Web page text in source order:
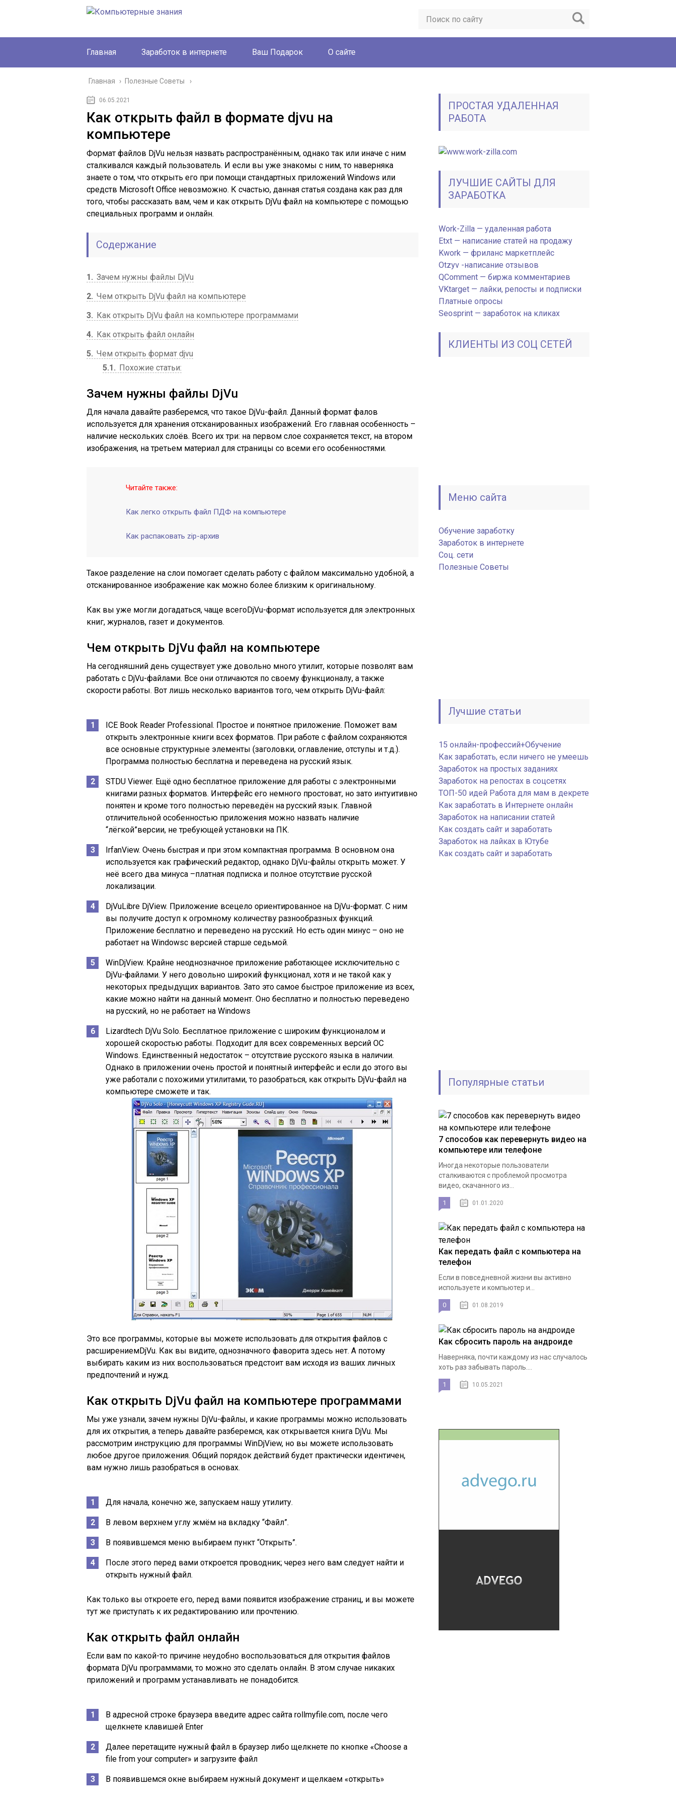
Главная Заработок в интернете Ваш Подарок О сайте
Главная › Полезные Советы
06.05.2021
Как открыть файл в формате djvu на
компьютере
Формат файлов DjVu нельзя назвать распространённым, однако так или иначе с ним
сталкивался каждый пользователь. И если вы уже знакомы с ним, то наверняка
знаете о том, что открыть его при помощи стандартных приложений Windows или
средств Microsoft Office невозможно. К счастью, данная статья создана как раз для
того, чтобы рассказать вам, чем и как открыть DjVu файл на компьютере с помощью
специальных программ и онлайн.
Содержание
1
Зачем нужны файлы DjVu
2 Чем открыть DjVu файл на компьютере
3
Как открыть DjVu файл на компьютере программами
4
Как открыть файл онлайн
5 Чем открыть формат djvu
5.1
Похожие статьи:
Зачем нужны файлы DjVu
Для начала давайте разберемся, что такое DjVu-файл. Данный формат фалов
используется для хранения отсканированных изображений. Его главная особенность –
наличие нескольких слоёв. Всего их три: на первом слое сохраняется текст, на втором
изображения, на третьем материал для страницы со всеми его особенностями.
Читайте также:
Как легко открыть файл ПДФ на компьютере
Как распаковать zip-архив
Такое разделение на слои помогает сделать работу с файлом максимально удобной, а
отсканированное изображение как можно более близким к оригинальному.
Как вы уже могли догадаться, чаще всегоDjVu-формат используется для электронных
книг, журналов, газет и документов.
Чем открыть DjVu файл на компьютере
На сегодняшний день существует уже довольно много утилит, которые позволят вам
работать с DjVu-файлами. Все они отличаются по своему функционалу, а также
скорости работы. Вот лишь несколько вариантов того, чем открыть DjVu-файл:
ICE Book Reader Professional. Простое и понятное приложение. Поможет вам
открыть электронные книги всех форматов. При работе с файлом сохраняются
все основные структурные элементы (заголовки, оглавление, отступы и т.д.).
Программа полностью бесплатна и переведена на русский язык.
STDU Viewer. Ещё одно бесплатное приложение для работы с электронными
книгами разных форматов. Интерфейс его немного простоват, но зато интуитивно
понятен и кроме того полностью переведён на русский язык. Главной
отличительной особенностью приложения можно назвать наличие
“лёгкой”версии, не требующей установки на ПК.
IrfanView. Очень быстрая и при этом компактная программа. В основном она
используется как графический редактор, однако DjVu-файлы открыть может. У
неё всего два минуса –платная подписка и полное отсутствие русской
локализации.
DjVuLibre DjView. Приложение всецело ориентированное на DjVu-формат. С ним
вы получите доступ к огромному количеству разнообразных функций.
Приложение бесплатно и переведено на русский. Но есть один минус – оно не
работает на Windowsс версией старше седьмой.
WinDjView. Крайне неоднозначное приложение работающее исключительно с
DjVu-файлами. У него довольно широкий функционал, хотя и не такой как у
некоторых предыдущих вариантов. Зато это самое быстрое приложение из всех,
какие можно найти на данный момент. Оно бесплатно и полностью переведено
на русский, но не работает на Windows
Lizardtech DjVu Solo. Бесплатное приложение с широким функционалом и
хорошей скоростью работы. Подходит для всех современных версий ОС
Windows. Единственный недостаток – отсутствие русского языка в наличии.
Однако в приложении очень простой и понятный интерфейс и если до этого вы
уже работали с похожими утилитами, то разобраться, как открыть DjVu-файл на
компьютере сможете и так.
Это все программы, которые вы можете использовать для открытия файлов с
расширениемDjVu. Как вы видите, однозначного фаворита здесь нет. А потому
выбирать каким из них воспользоваться предстоит вам исходя из ваших личных
предпочтений и нужд.
Как открыть DjVu файл на компьютере программами
Мы уже узнали, зачем нужны DjVu-файлы, и какие программы можно использовать
для их открытия, а теперь давайте разберемся, как открывается книга DjVu. Мы
рассмотрим инструкцию для программы WinDjView, но вы можете использовать
любое другое приложения. Общий порядок действий будет практически идентичен,
вам нужно лишь разобраться в основах.
Для начала, конечно же, запускаем нашу утилиту.
В левом верхнем углу жмём на вкладку “Файл”.
В появившемся меню выбираем пункт “Открыть”.
После этого перед вами откроется проводник; через него вам следует найти и
открыть нужный файл.
Как только вы откроете его, перед вами появится изображение страниц, и вы можете
тут же приступать к их редактированию или прочтению.
Как открыть файл онлайн
Если вам по какой-то причине неудобно воспользоваться для открытия файлов
формата DjVu программами, то можно это сделать онлайн. В этом случае никаких
приложений и программ устанавливать не понадобится.
В адресной строке браузера введите адрес сайта rollmyfile.com, после чего
щелкнете клавишей Enter
Далее перетащите нужный файл в браузер либо щелкнете по кнопке «Choose a
file from your computer» и загрузите файл
В появившемся окне выбираем нужный документ и щелкаем «открыть»
ПРОСТАЯ УДАЛЕННАЯ
РАБОТА
ЛУЧШИЕ САЙТЫ ДЛЯ
ЗАРАБОТКА
Work-Zilla — удаленная работа
Etxt — написание статей на продажу
Kwork — фриланс маркетплейс
Otzyv -написание отзывов
QComment — биржа комментариев
VKtarget — лайки, репосты и подписки
Платные опросы
Seosprint — заработок на кликах
КЛИЕНТЫ ИЗ СОЦ СЕТЕЙ
Меню сайта
Обучение заработку
Заработок в интернете
Соц. сети
Полезные Советы
Лучшие статьи
15 онлайн-профессий+Обучение
Как заработать, если ничего не умеешь
Заработок на простых заданиях
Заработок на репостах в соцсетях
ТОП-50 идей Работа для мам в декрете
Как заработать в Интернете онлайн
Заработок на написании статей
Как создать сайт и заработать
Заработок на лайках в Ютубе
Как создать сайт и заработать
Популярные статьи
7 способов как перевернуть видео на
компьютере или телефоне
Иногда некоторые пользователи
сталкиваются с проблемой просмотра
видео, скачанного из...
1 01.01.2020
Как передать файл с компьютера на
телефон
Если в повседневной жизни вы активно
используете и компьютер и...
0 01.08.2019
Как сбросить пароль на андроиде
Наверняка, почти каждому из нас случалось
хоть раз забывать пароль....
1 10.05.2021